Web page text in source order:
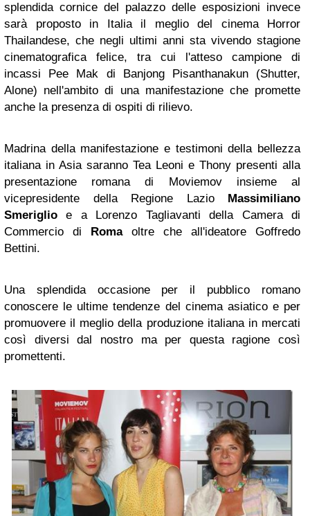
splendida cornice del palazzo delle esposizioni invece
sarà proposto in Italia il meglio del cinema Horror
Thailandese, che negli ultimi anni sta vivendo stagione
cinematografica felice, tra cui l'atteso campione di
incassi Pee Mak di Banjong Pisanthanakun (Shutter,
Alone) nell'ambito di una manifestazione che promette
anche la presenza di ospiti di rilievo.
Madrina della manifestazione e testimoni della bellezza
italiana in Asia saranno Tea Leoni e Thony presenti alla
presentazione romana di Moviemov insieme al
vicepresidente della Regione Lazio Massimiliano
Smeriglio e a Lorenzo Tagliavanti della Camera di
Commercio di Romaoltre che all'ideatore Goffredo
Bettini.
Una splendida occasione per il pubblico romano
conoscere le ultime tendenze del cinema asiatico e per
promuovere il meglio della produzione italiana in mercati
così diversi dal nostro ma per questa ragione così
promettenti.